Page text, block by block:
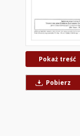
Pokaż treść
Pobierz